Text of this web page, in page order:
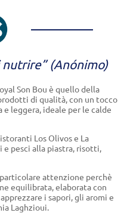
nutrire” (Anónimo)
Son Bou è quello della
di qualità, con un tocco
leggera, ideale per le calde
Los Olivos e La
e pesci alla piastra, risotti,
attenzione perchè
equilibrata, elaborata con
i sapori, gli aromi e
Laghzioui.